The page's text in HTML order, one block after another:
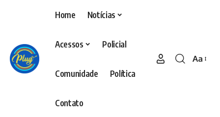
Home Notícias
Acessos Policial
Comunidade Política
Contato
Aa